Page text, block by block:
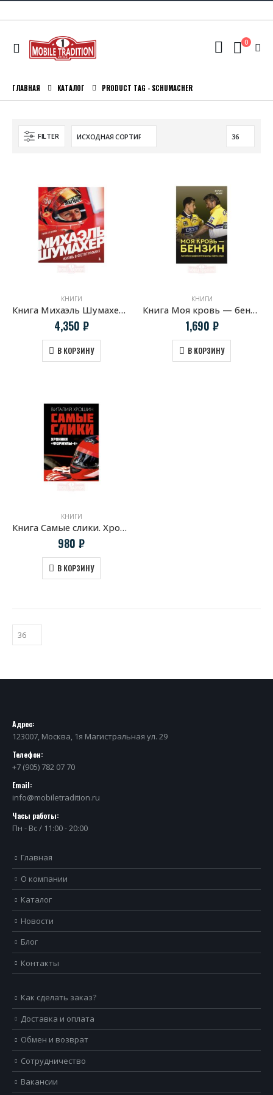
0
ГЛАВНАЯ КАТАЛОГ PRODUCT TAG - SCHUMACHER
FILTER
КНИГИ
Книга Михаэль Шумахер Жизнь в фотографиях
4,350 ₽
В КОРЗИНУ
КНИГИ
Книга Моя кровь — бензин. Автобиография менеджера Шумахера
1,690 ₽
В КОРЗИНУ
КНИГИ
Книга Самые слики. Хроники «Формулы-1»
980 ₽
В КОРЗИНУ
Адрес:
123007, Москва, 1я Магистральная ул. 29
Телефон:
+7 (905) 782 07 70
Email:
info@mobiletradition.ru
Часы работы:
Пн - Вс / 11:00 - 20:00
Главная
О компании
Каталог
Новости
Блог
Контакты
Как сделать заказ?
Доставка и оплата
Обмен и возврат
Сотрудничество
Вакансии